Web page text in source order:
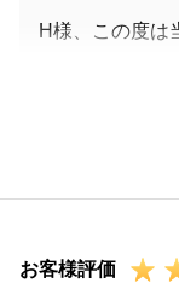
H様、この度は
とができて良
また、近くに
さい。
申し付けくださ
お客様評価